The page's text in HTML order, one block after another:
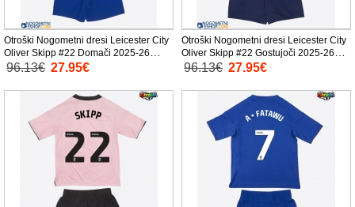
Otroški Nogometni dresi Leicester City
Oliver Skipp #22 Domači 2025-26
Kratek Rokav (+ Kratke hlače)
96.13€ 27.95€
Otroški Nogometni dresi Leicester City
Oliver Skipp #22 Gostujoči 2025-26
Kratek Rokav (+ Kratke hlače)
96.13€ 27.95€